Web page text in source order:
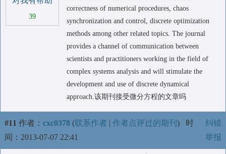
39
correctness of numerical procedures, chaos
synchronization and control, discrete optimization
methods among other related topics. The journal
provides a channel of communication between
scientists and practitioners working in the field of
complex systems analysis and will stimulate the
development and use of discrete dynamical
approach.该期刊接受微分方程的文章吗
#11 作者： cxc0378 (联系作者 | 作者点评过的期刊 ) 时
间：2013-07-07 22:41
纠错
举报